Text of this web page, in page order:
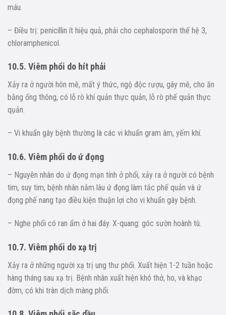
máu.
– Điều trị: penicillin ít hiệu quả, phải cho cephalosporin thế hệ 3,
chloramphenicol.
10.5. Viêm phổi do hít phải
Xảy ra ở người hôn mê, mất ý thức, ngộ độc rượu, gây mê, cho ăn
bằng ống thông, có lỗ rò khí quản thực quản, lỗ rò phế quản thực
qụản.
– Vi khuẩn gây bệnh thường là các vi khuẩn gram âm, yếm khí.
10.6. Viêm phổi do ứ đọng
– Nguyên nhân do ứ đọng mạn tính ở phổi, xảy ra ở người có bệnh
tim, suy tim, bệnh nhân nằm lâu ứ đọng làm tắc phế quản và ứ
đọng phế nang tạo điều kiện thuận lợi cho vi khuẩn gây bệnh.
– Nghe phổi có ran ẩm ở hai đáy. X-quang: góc sườn hoành tù.
10.7. Viêm phổi do xạ trị
Xảy ra ở những người xạ trị ung thư phổi. Xuất hiện 1-2 tuần hoặc
hàng tháng sau xạ trị. Bệnh nhân xuất hiện khó thở, ho, và khạc
đờm, có khi tràn dịch màng phổi.